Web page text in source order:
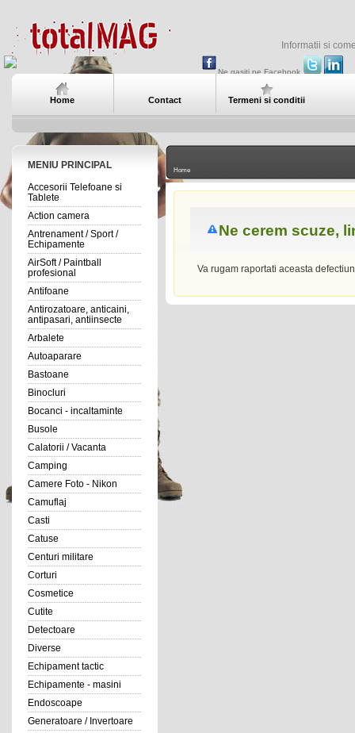
Informatii si
Ne gasiti pe Facebook
Home Contact Termeni si conditii
MENIU PRINCIPAL
Accesorii Telefoane si
Tablete
Action camera
Antrenament / Sport /
Echipamente
AirSoft / Paintball
profesional
Antifoane
Antirozatoare, anticaini,
antipasari, antiinsecte
Arbalete
Autoaparare
Bastoane
Binocluri
Bocanci - incaltaminte
Busole
Calatorii / Vacanta
Camping
Camere Foto - Nikon
Camuflaj
Casti
Catuse
Centuri militare
Corturi
Cosmetice
Cutite
Detectoare
Diverse
Echipament tactic
Echipamente - masini
Endoscoape
Generatoare / Invertoare
Home
Ne cerem scuze,
Va rugam raportati aceasta